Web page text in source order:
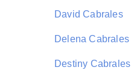
David Cabrales
Delena Cabrales
Destiny Cabrales